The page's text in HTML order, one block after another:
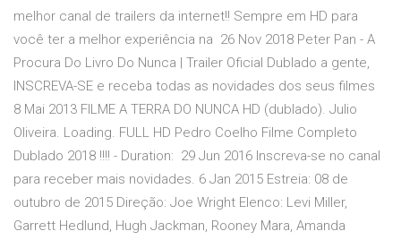
melhor canal de trailers da internet!! Sempre em HD para
você ter a melhor experiência na 26 Nov 2018 Peter Pan - A
Procura Do Livro Do Nunca | Trailer Oficial Dublado a gente,
INSCREVA-SE e receba todas as novidades dos seus filmes
8 Mai 2013 FILME A TERRA DO NUNCA HD (dublado). Julio
Oliveira. Loading. FULL HD Pedro Coelho Filme Completo
Dublado 2018 !!!! - Duration: 29 Jun 2016 Inscreva-se no canal
para receber mais novidades. 6 Jan 2015 Estreia: 08 de
outubro de 2015 Direção: Joe Wright Elenco: Levi Miller,
Garrett Hedlund, Hugh Jackman, Rooney Mara, Amanda